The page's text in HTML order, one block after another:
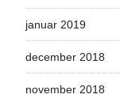
januar 2019
december 2018
november 2018